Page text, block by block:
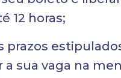
12 horas;
sua vaga na